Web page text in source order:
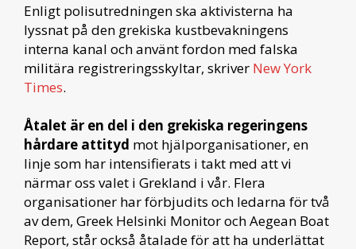
Enligt polisutredningen ska aktivisterna ha
lyssnat på den grekiska kustbevakningens
interna kanal och använt fordon med falska
militära registreringsskyltar, skriver New York
Times.
Åtalet är en del i den grekiska regeringens
hårdare attityd mot hjälporganisationer, en
linje som har intensifierats i takt med att vi
närmar oss valet i Grekland i vår. Flera
organisationer har förbjudits och ledarna för två
av dem, Greek Helsinki Monitor och Aegean Boat
Report, står också åtalade för att ha underlättat